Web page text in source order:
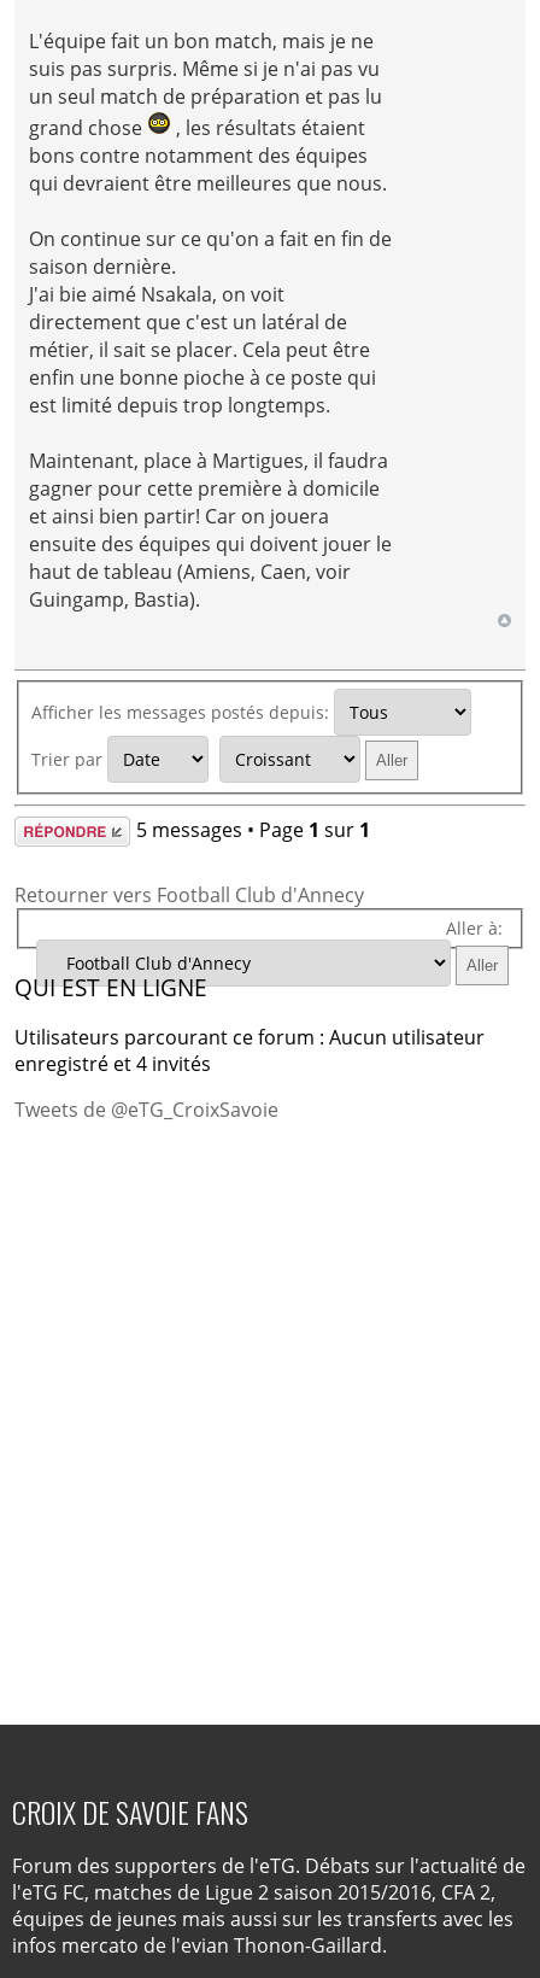
L'équipe fait un bon match, mais je ne
suis pas surpris. Même si je n'ai pas vu
un seul match de préparation et pas lu
grand chose
, les résultats étaient
bons contre notamment des équipes
qui devraient être meilleures que nous.
On continue sur ce qu'on a fait en fin de
saison dernière.
J'ai bie aimé Nsakala, on voit
directement que c'est un latéral de
métier, il sait se placer. Cela peut être
enfin une bonne pioche à ce poste qui
est limité depuis trop longtemps.
Maintenant, place à Martigues, il faudra
gagner pour cette première à domicile
et ainsi bien partir! Car on jouera
ensuite des équipes qui doivent jouer le
haut de tableau (Amiens, Caen, voir
Guingamp, Bastia).
Afficher les messages postés depuis:
Trier par
Répondre 5 messages • Page 1 sur 1
Retourner vers Football Club d'Annecy
Aller à:
QUI EST EN LIGNE
Utilisateurs parcourant ce forum : Aucun utilisateur
enregistré et 4 invités
Tweets de @eTG_CroixSavoie
CROIX DE SAVOIE FANS
Forum des supporters de l'eTG. Débats sur l'actualité de
l'eTG FC, matches de Ligue 2 saison 2015/2016, CFA 2,
équipes de jeunes mais aussi sur les transferts avec les
infos mercato de l'evian Thonon-Gaillard.